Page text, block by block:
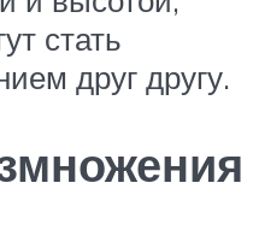
стать
друг другу.